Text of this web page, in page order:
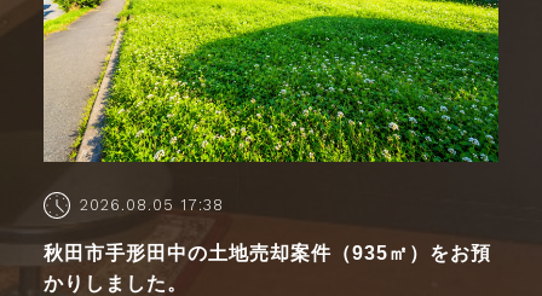
2026.08.05 17:38
秋田市手形田中の土地売却案件（935㎡）をお預
かりしました。